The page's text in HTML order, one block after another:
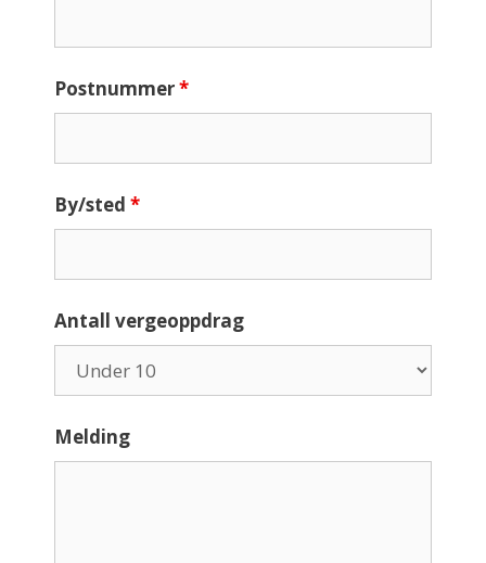
Postnummer*
By/sted *
Antall vergeoppdrag
Melding